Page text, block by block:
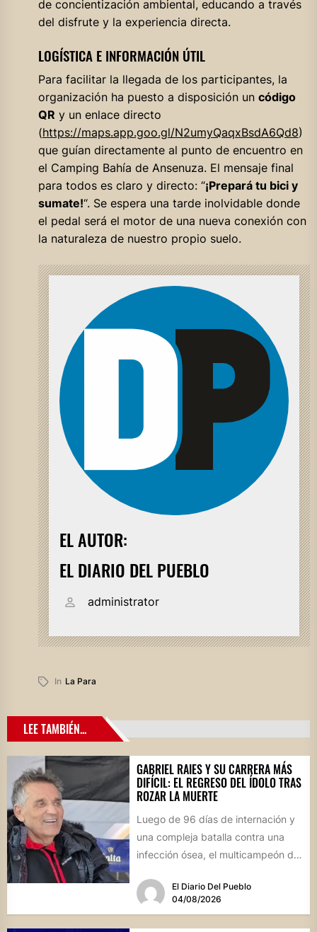
de concientización ambiental, educando a través
del disfrute y la experiencia directa.
LOGÍSTICA E INFORMACIÓN ÚTIL
Para facilitar la llegada de los participantes, la
organización ha puesto a disposición un código
QR y un enlace directo
(https://maps.app.goo.gl/N2umyQaqxBsdA6Qd8)
que guían directamente al punto de encuentro en
el Camping Bahía de Ansenuza. El mensaje final
para todos es claro y directo: “¡Prepará tu bici y
sumate!“. Se espera una tarde inolvidable donde
el pedal será el motor de una nueva conexión con
la naturaleza de nuestro propio suelo.
EL AUTOR:
EL DIARIO DEL PUEBLO
administrator
In La Para
LEE TAMBIÉN...
GABRIEL RAIES Y SU CARRERA MÁS
DIFÍCIL: EL REGRESO DEL ÍDOLO TRAS
ROZAR LA MUERTE
Luego de 96 días de internación y
una compleja batalla contra una
infección ósea, el multicampeón de
El Diario Del Pueblo
04/08/2026